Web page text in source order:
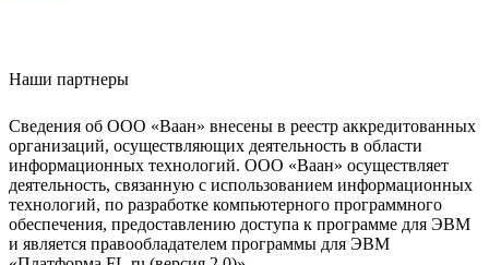
Наши партнеры
Сведения об ООО «Ваан» внесены в реестр аккредитованных
организаций, осуществляющих деятельность в области
информационных технологий. ООО «Ваан» осуществляет
деятельность, связанную с использованием информационных
технологий, по разработке компьютерного программного
обеспечения, предоставлению доступа к программе для ЭВМ
и является правообладателем программы для ЭВМ